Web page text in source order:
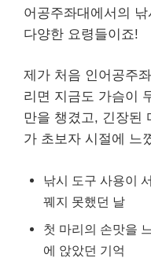
어공주좌대에서의
다양한 요령들이죠!
제가 처음 인어공주
리면 지금도 가슴이
만을 챙겼고, 긴장된
가 초보자 시절에 느
낚시 도구 사용이
꿰지 못했던 날
첫 마리의 손맛을
에 앉았던 기억